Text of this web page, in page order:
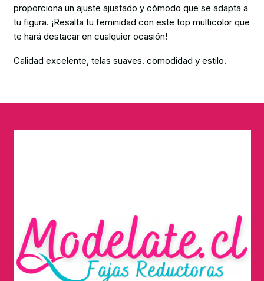
proporciona un ajuste ajustado y cómodo que se adapta a
tu figura. ¡Resalta tu feminidad con este top multicolor que
te hará destacar en cualquier ocasión!
Calidad excelente, telas suaves. comodidad y estilo.